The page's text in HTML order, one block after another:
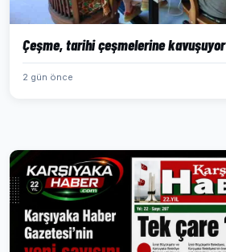
Çeşme, tarihi çeşmelerine kavuşuyor
2 gün önce